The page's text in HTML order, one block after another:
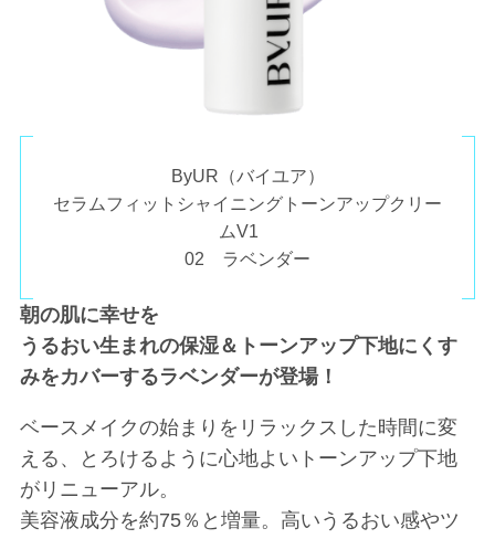
ByUR（バイユア）
セラムフィットシャイニングトーンアップクリー
ムV1
02 ラベンダー
朝の肌に幸せを
うるおい生まれの保湿＆トーンアップ下地にくす
みをカバーするラベンダーが登場！
ベースメイクの始まりをリラックスした時間に変
える、とろけるように心地よいトーンアップ下地
がリニューアル。
美容液成分を約75％と増量。高いうるおい感やツ